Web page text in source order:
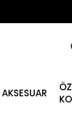
AKSESUAR